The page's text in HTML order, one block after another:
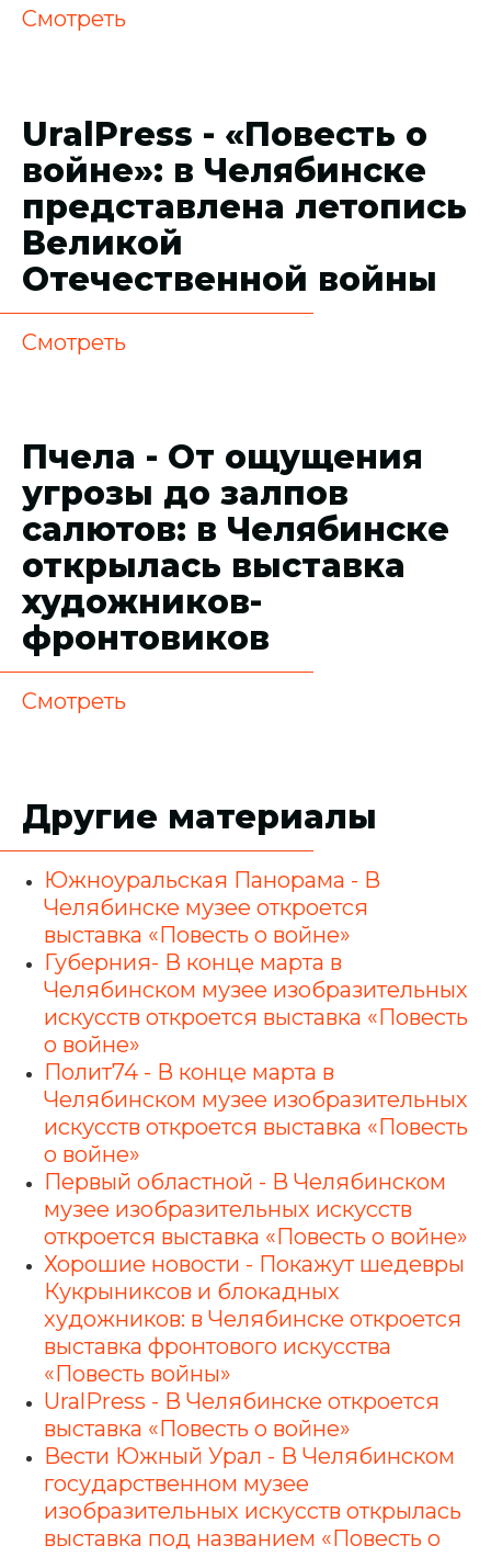
Смотреть
UralPress - «Повесть о
войне»: в Челябинске
представлена летопись
Великой
Отечественной войны
Смотреть
Пчела - От ощущения
угрозы до залпов
салютов: в Челябинске
открылась выставка
художников-
фронтовиков
Смотреть
Другие материалы
Южноуральская Панорама - В
Челябинске музее откроется
выставка «Повесть о войне»
Губерния- В конце марта в
Челябинском музее изобразительных
искусств откроется выставка «Повесть
о войне»
Полит74 - В конце марта в
Челябинском музее изобразительных
искусств откроется выставка «Повесть
о войне»
Первый областной - В Челябинском
музее изобразительных искусств
откроется выставка «Повесть о войне»
Хорошие новости - Покажут шедевры
Кукрыниксов и блокадных
художников: в Челябинске откроется
выставка фронтового искусства
«Повесть войны»
UralPress - В Челябинске откроется
выставка «Повесть о войне»
Вести Южный Урал - В Челябинском
государственном музее
изобразительных искусств открылась
выставка под названием «Повесть о